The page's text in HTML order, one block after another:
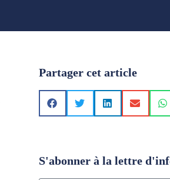
Partager cet article
S'abonner à la lettre